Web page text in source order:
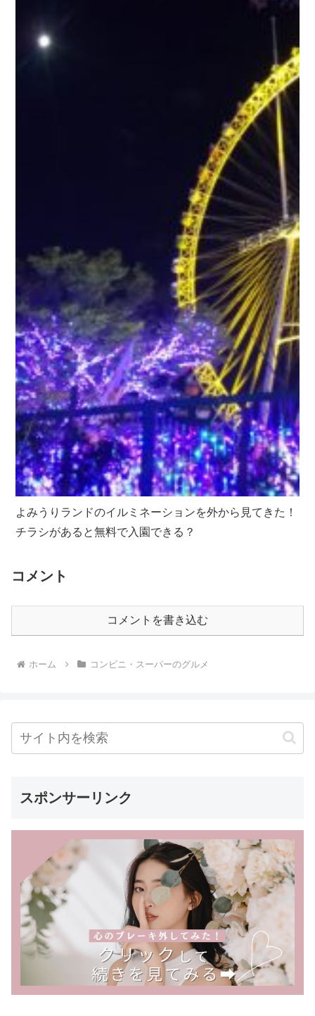
よみうりランドのイルミネーションを外から見てきた！
チラシがあると無料で入園できる？
コメント
コメントを書き込む
ホーム コンビニ・スーパーのグルメ
スポンサーリンク